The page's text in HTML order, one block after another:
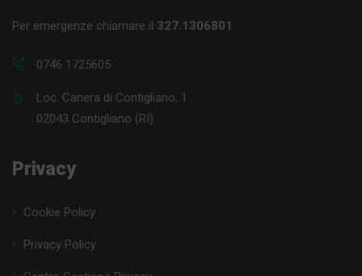
Per emergenze chiamare il 327.1306801
0746 1725605
Loc. Canera di Contigliano, 1
02043 Contigliano (RI)
Privacy
Cookie Policy
Privacy Policy